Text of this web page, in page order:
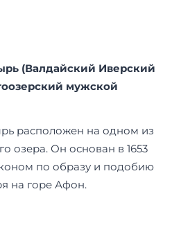
(Валдайский Иверский
мужской
расположен на одном из
озера. Он основан в 1653
по образу и подобию
на горе Афон.